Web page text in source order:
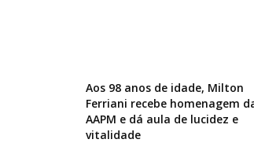
Aos 98 anos de idade, Milton
Ferriani recebe homenagem
AAPM e dá aula de lucidez e
vitalidade